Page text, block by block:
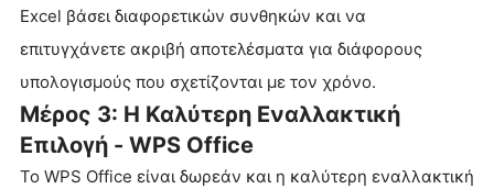
Excel βάσει διαφορετικών συνθηκών και να
επιτυγχάνετε ακριβή αποτελέσματα για διάφορους
υπολογισμούς που σχετίζονται με τον χρόνο.
Μέρος 3: Η Καλύτερη Εναλλακτική
Επιλογή - WPS Office
Το WPS Office είναι δωρεάν και η καλύτερη εναλλακτική